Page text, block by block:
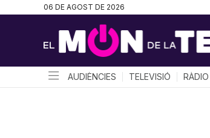
06 DE AGOST DE 2026
AUDIÈNCIES TELEVISIÓ RÀDIO